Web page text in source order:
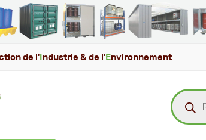
de l' ndustrie & de l' Environnement
Recherche
de
produits